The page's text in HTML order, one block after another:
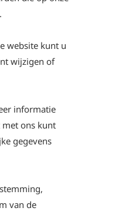
website kunt u
wijzigen of
informatie
met ons kunt
gegevens
van de